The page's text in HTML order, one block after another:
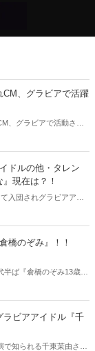
CM、グラビアで活躍
、グラビアで活動され
ジオDJを担当されてい
ドルの他・タレン
現在は？！
入団されグラビアアイ
桜井ひなさん。懐かし
橋のぞみ』！！
ば『倉橋のぞみ13歳』
録した少女ヌードアイ
ラビアアイドル『千
で知られる千東茉由さ